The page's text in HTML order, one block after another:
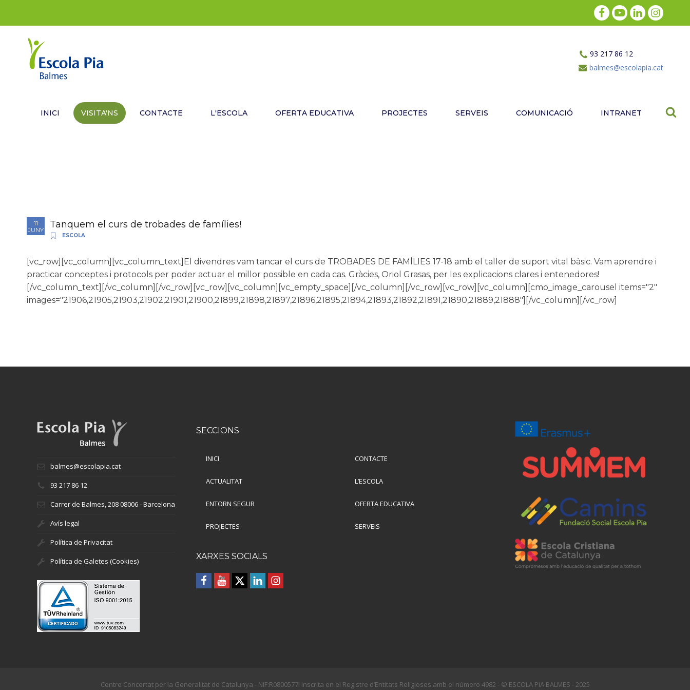
93 217 86 12
balmes@escolapia.cat
INICI VISITA'NS CONTACTE L'ESCOLA OFERTA EDUCATIVA PROJECTES SERVEIS COMUNICACIÓ INTRANET
11
JUNY
Tanquem el curs de trobades de famílies!
ESCOLA
[vc_row][vc_column][vc_column_text]El divendres vam tancar el curs de TROBADES DE FAMÍLIES 17-18 amb el taller de suport vital bàsic. Vam aprendre i
practicar conceptes i protocols per poder actuar el millor possible en cada cas. Gràcies, Oriol Grasas, per les explicacions clares i entenedores!
[/vc_column_text][/vc_column][/vc_row][vc_row][vc_column][vc_empty_space][/vc_column][/vc_row][vc_row][vc_column][cmo_image_carousel items="2"
images="21906,21905,21903,21902,21901,21900,21899,21898,21897,21896,21895,21894,21893,21892,21891,21890,21889,21888"][/vc_column][/vc_row]
balmes@escolapia.cat
93 217 86 12
Carrer de Balmes, 208 08006 - Barcelona
Avís legal
Política de Privacitat
Política de Galetes (Cookies)
SECCIONS
INICI CONTACTE
ACTUALITAT L’ESCOLA
ENTORN SEGUR OFERTA EDUCATIVA
PROJECTES SERVEIS
XARXES SOCIALS
Centre Concertat per la Generalitat de Catalunya - NIF:R0800577I Inscrita en el Registre d’Entitats Religioses amb el número 4982 - © ESCOLA PIA BALMES - 2025